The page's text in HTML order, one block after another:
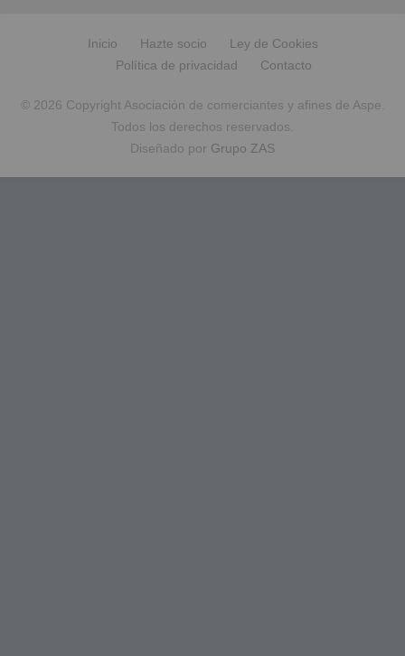
Inicio Hazte socio
Ley de Cookies
Política de privacidad
Contacto
© 2026 Copyright Asociación de comerciantes y afines de Aspe.
Todos los derechos reservados.
Diseñado por Grupo ZAS